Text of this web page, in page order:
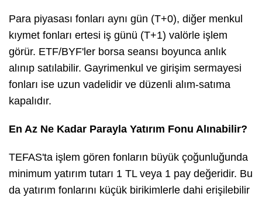
Para piyasası fonları aynı gün (T+0), diğer menkul
kıymet fonları ertesi iş günü (T+1) valörle işlem
görür. ETF/BYF'ler borsa seansı boyunca anlık
alınıp satılabilir. Gayrimenkul ve girişim sermayesi
fonları ise uzun vadelidir ve düzenli alım-satıma
kapalıdır.
En Az Ne Kadar Parayla Yatırım Fonu Alınabilir?
TEFAS'ta işlem gören fonların büyük çoğunluğunda
minimum yatırım tutarı 1 TL veya 1 pay değeridir. Bu
da yatırım fonlarını küçük birikimlerle dahi erişilebilir